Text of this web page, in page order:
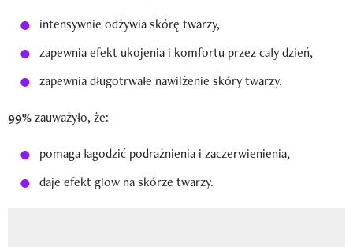
intensywnie odżywia skórę twarzy,
zapewnia efekt ukojenia i komfortu przez cały dzień,
zapewnia długotrwałe nawilżenie skóry twarzy.
99%zauważyło, że:
pomaga łagodzić podrażnienia i zaczerwienienia,
daje efekt glow na skórze twarzy.